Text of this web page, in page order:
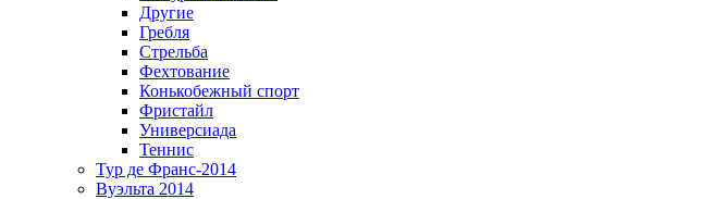
Другие
Гребля
Стрельба
Фехтование
Конькобежный спорт
Фристайл
Универсиада
Теннис
Тур де Франс-2014
Вуэльта 2014